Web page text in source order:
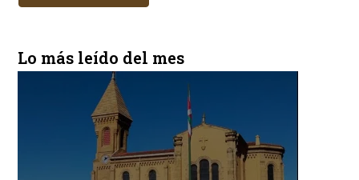
Lo más leído del mes